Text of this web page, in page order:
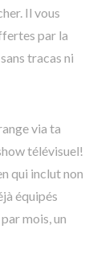
Il vous
par la
tracas ni
via ta
télévisuel!
qui inclut non
équipés
mois, un